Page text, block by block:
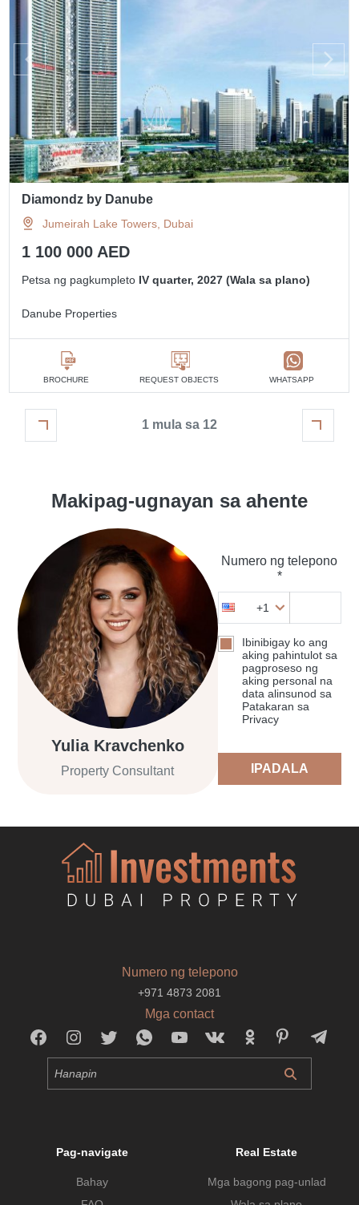
Diamondz by Danube
Jumeirah Lake Towers, Dubai
1 100 000 AED
Petsa ng pagkumpleto IV quarter, 2027 (Wala sa plano)
Danube Properties
BROCHURE REQUEST OBJECTS WHATSAPP
1 mula sa 12
Makipag-ugnayan sa ahente
Yulia Kravchenko
Property Consultant
Numero ng telepono
*
+1
Ibinibigay ko ang
aking pahintulot sa
pagproseso ng
aking personal na
data alinsunod sa
Patakaran sa
Privacy
IPADALA
Numero ng telepono
+971 4873 2081
Mga contact
Pag-navigate
Bahay
Real Estate
Mga bagong pag-unlad